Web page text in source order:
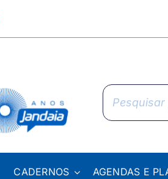
Pesquisar
produtos
CADERNOS AGENDAS E